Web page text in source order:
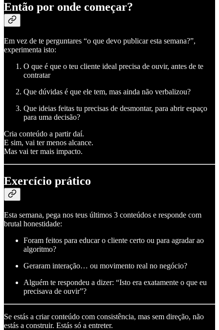
Então por onde começar?
Em vez de te perguntares “o que devo publicar esta semana?”,
experimenta isto:
O que é que o teu cliente ideal precisa de ouvir, antes de te
contratar
Que dúvidas é que ele tem, mas ainda não verbalizou?
Que ideias feitas tu precisas de desmontar, para abrir espaço
para uma decisão?
Cria conteúdo a partir daí.
E sim, vai ter menos alcance.
Mas vai ter mais impacto.
Exercício prático
Esta semana, pega nos teus últimos 3 conteúdos e responde com
brutal honestidade:
Foram feitos para educar o cliente certo ou para agradar ao
algoritmo?
Geraram interação… ou movimento real no negócio?
Alguém te respondeu a dizer: “Isto era exatamente o que eu
precisava de ouvir”?
Se estás a criar conteúdo com consistência, mas sem direção, não
estás a construir. Estás só a entreter.